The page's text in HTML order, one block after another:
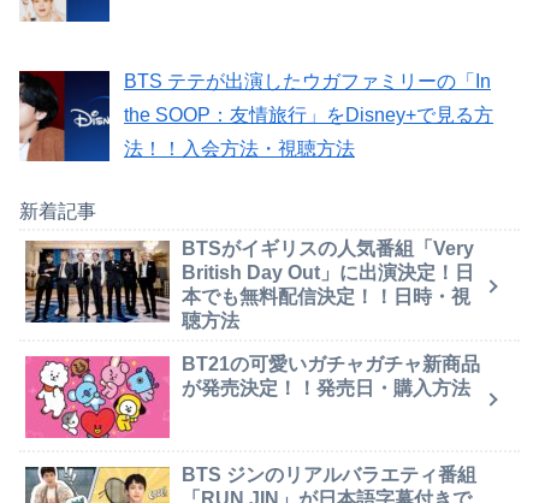
BTS テテが出演したウガファミリーの「In
the SOOP：友情旅行」をDisney+で見る方
法！！入会方法・視聴方法
新着記事
BTSがイギリスの人気番組「Very
British Day Out」に出演決定！日
本でも無料配信決定！！日時・視
聴方法
BT21の可愛いガチャガチャ新商品
が発売決定！！発売日・購入方法
BTS ジンのリアルバラエティ番組
「RUN JIN」が日本語字幕付きで